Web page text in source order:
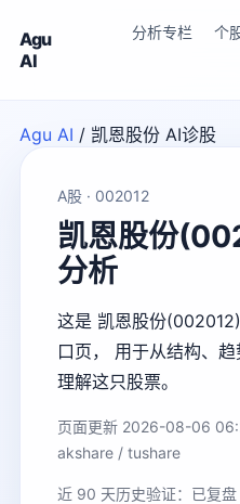
Agu
AI
分析专栏 个
Agu AI / 凯恩股份 AI诊股
A股 · 002012
凯恩股份
分析
这是 凯恩股份
口页， 用于从结构、
理解这只股票。
页面更新 2026-08-06
akshare / tushare
近 90 天历史验证：已复